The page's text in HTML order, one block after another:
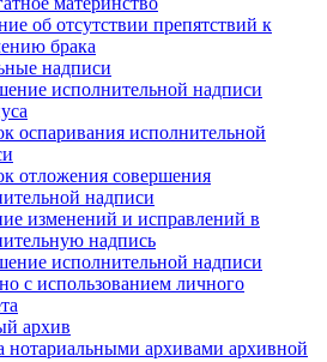
об отсутствии препятствий к
брака
надписи
исполнительной надписи
оспаривания исполнительной
отложения совершения
надписи
изменений и исправлений в
надпись
исполнительной надписи
с использованием личного
архив
нотариальными архивами архивной